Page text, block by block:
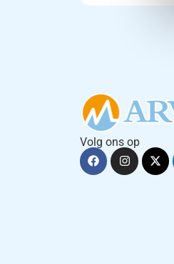
Volg ons op